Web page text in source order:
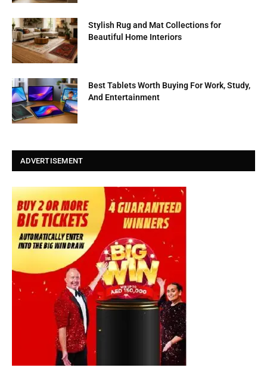
Stylish Rug and Mat Collections for
Beautiful Home Interiors
Best Tablets Worth Buying For Work, Study,
And Entertainment
ADVERTISEMENT